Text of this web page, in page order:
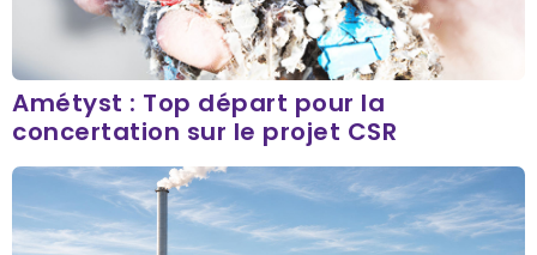
Amétyst : Top départ pour la
concertation sur le projet CSR